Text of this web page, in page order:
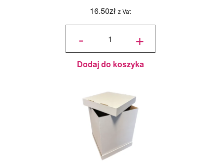
16.50zł z Vat
-
ilość
olejowy
Food
Zielony
Butelkowy
+
Dodaj do koszyka